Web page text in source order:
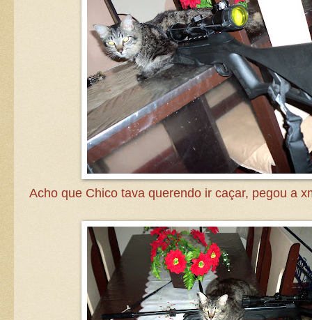
Acho que Chico tava querendo ir caçar, pegou a